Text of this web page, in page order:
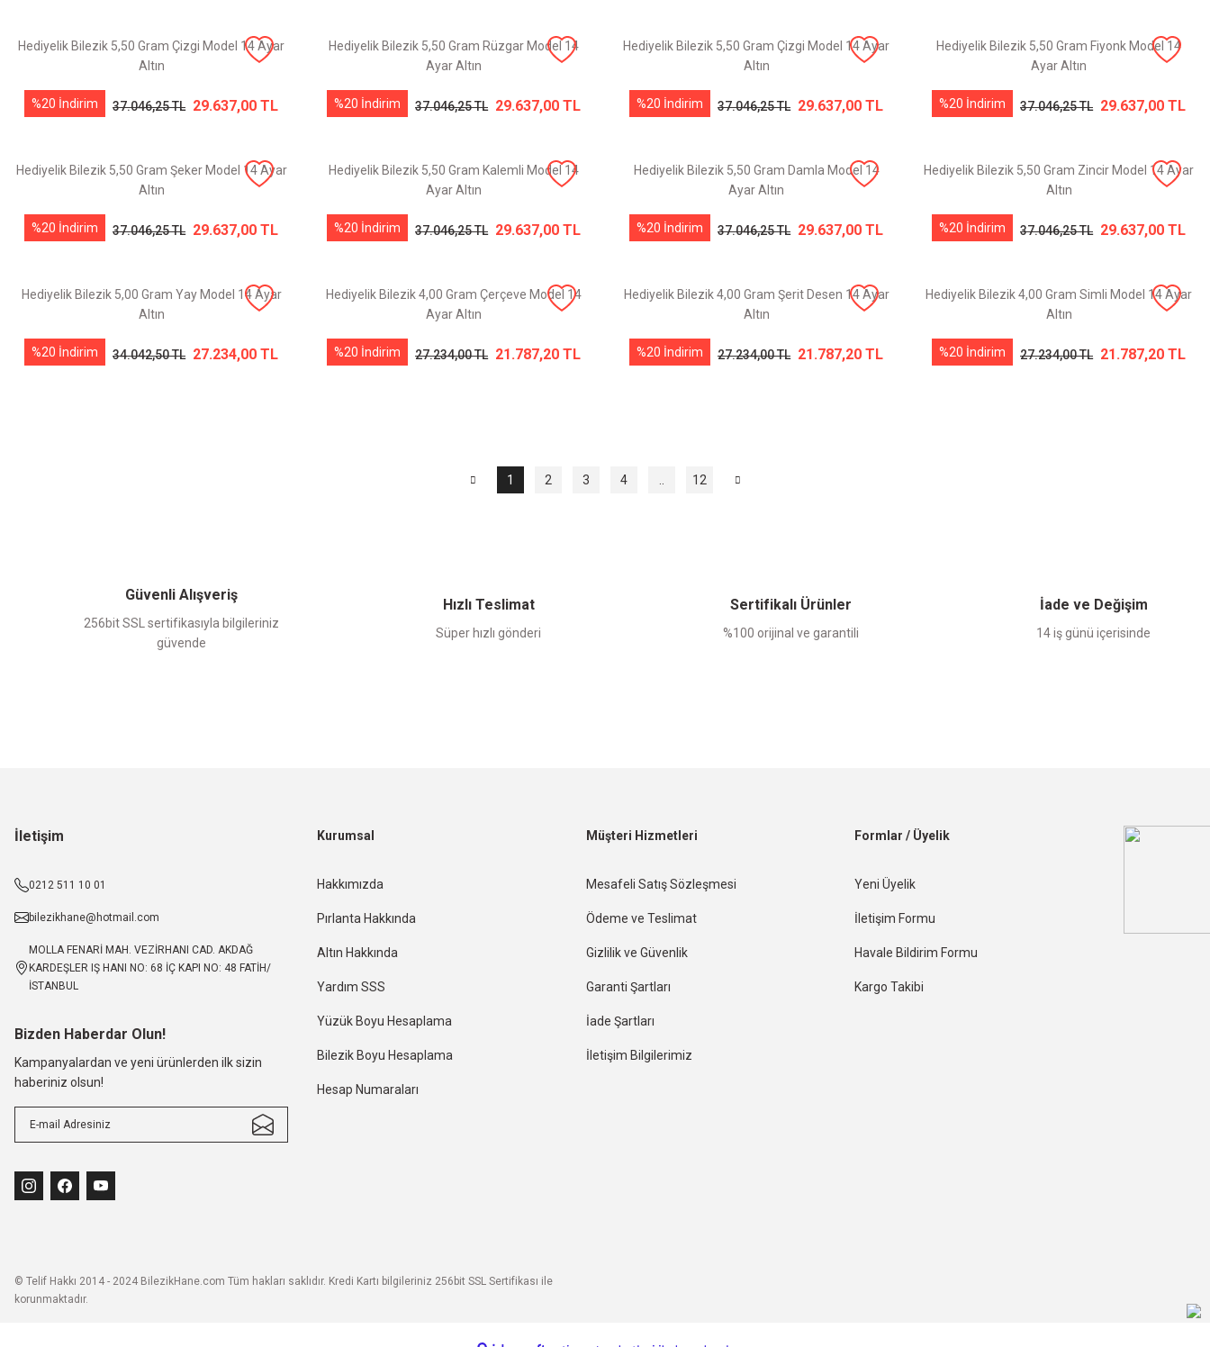
Hediyelik Bilezik 5,50 Gram Çizgi Model 14 Ayar
Altın
%20 İndirim 37.046,25 TL 29.637,00 TL
Hediyelik Bilezik 5,50 Gram Rüzgar Model 14
Ayar Altın
%20 İndirim 37.046,25 TL 29.637,00 TL
Hediyelik Bilezik 5,50 Gram Çizgi Model 14 Ayar
Altın
%20 İndirim 37.046,25 TL 29.637,00 TL
Hediyelik Bilezik 5,50 Gram Fiyonk Model 14
Ayar Altın
%20 İndirim 37.046,25 TL 29.637,00 TL
Hediyelik Bilezik 5,50 Gram Şeker Model 14 Ayar
Altın
%20 İndirim 37.046,25 TL 29.637,00 TL
Hediyelik Bilezik 5,50 Gram Kalemli Model 14
Ayar Altın
%20 İndirim 37.046,25 TL 29.637,00 TL
Hediyelik Bilezik 5,50 Gram Damla Model 14
Ayar Altın
%20 İndirim 37.046,25 TL 29.637,00 TL
Hediyelik Bilezik 5,50 Gram Zincir Model 14 Ayar
Altın
%20 İndirim 37.046,25 TL 29.637,00 TL
Hediyelik Bilezik 5,00 Gram Yay Model 14 Ayar
Altın
%20 İndirim 34.042,50 TL 27.234,00 TL
Hediyelik Bilezik 4,00 Gram Çerçeve Model 14
Ayar Altın
%20 İndirim 27.234,00 TL 21.787,20 TL
Hediyelik Bilezik 4,00 Gram Şerit Desen 14 Ayar
Altın
%20 İndirim 27.234,00 TL 21.787,20 TL
Hediyelik Bilezik 4,00 Gram Simli Model 14 Ayar
Altın
%20 İndirim 27.234,00 TL 21.787,20 TL
1 2 3 4 12
Güvenli Alışveriş
256bit SSL sertifikasıyla bilgileriniz
güvende
Hızlı Teslimat
Süper hızlı gönderi
Sertifikalı Ürünler
%100 orijinal ve garantili
İade ve Değişim
14 iş günü içerisinde
İletişim
0212 511 10 01
bilezikhane@hotmail.com
MOLLA FENARİ MAH. VEZİRHANI CAD. AKDAĞ
KARDEŞLER IŞ HANI NO: 68 İÇ KAPI NO: 48 FATİH/
İSTANBUL
Bizden Haberdar Olun!
Kampanyalardan ve yeni ürünlerden ilk sizin
haberiniz olsun!
Kurumsal
Hakkımızda
Pırlanta Hakkında
Altın Hakkında
Yardım SSS
Yüzük Boyu Hesaplama
Bilezik Boyu Hesaplama
Hesap Numaraları
Müşteri Hizmetleri
Mesafeli Satış Sözleşmesi
Ödeme ve Teslimat
Gizlilik ve Güvenlik
Garanti Şartları
İade Şartları
İletişim Bilgilerimiz
Formlar / Üyelik
Yeni Üyelik
İletişim Formu
Havale Bildirim Formu
Kargo Takibi
© Telif Hakkı 2014 - 2024 BilezikHane.com Tüm hakları saklıdır. Kredi Kartı bilgileriniz 256bit SSL Sertifikası ile
korunmaktadır.